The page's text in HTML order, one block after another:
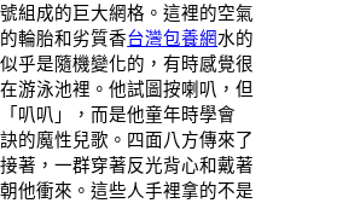
組成的巨大網格。這裡的空氣
輪胎和劣質香台灣包養網水的
乎是隨機變化的，有時感覺很
游泳池裡。他試圖按喇叭，但
叭叭」，而是他童年時學會
的魔性兒歌。四面八方傳來了
著，一群穿著反光背心和戴著
他衝來。這些人手裡拿的不是